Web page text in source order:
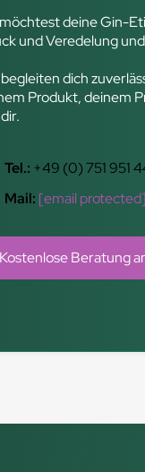
deine Gin-
und Veredelung
dich
Produkt, deinem
Tel.: +49 (0) 751 951
Mail: [email protected]
Kostenlose Beratung